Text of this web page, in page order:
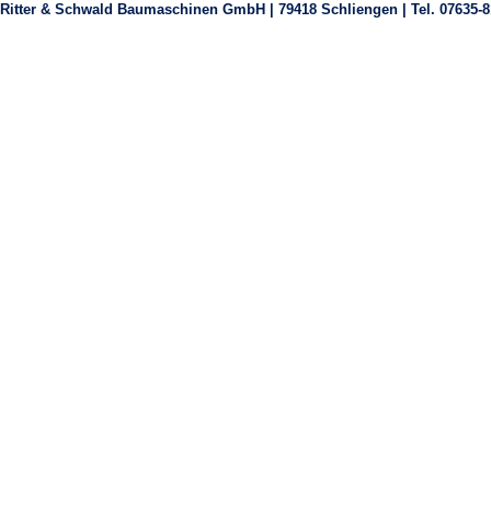
Ritter & Schwald Baumaschinen GmbH | 79418 Schliengen | Tel. 07635-